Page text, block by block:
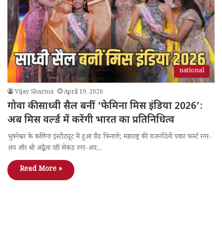
national
Vijay Sharma April 19, 2026
गोवा की साध्वी सैल बनीं ‘फेमिना मिस इंडिया 2026’:
अब मिस वर्ल्ड में करेंगी भारत का प्रतिनिधित्व
भुवनेश्वर के कलिंगा इंस्टीट्यूट में हुआ ग्रैंड फिनाले; महाराष्ट्र की राजनंदिनी पवार फर्स्ट रनर-
अप और श्री अद्वैता रहीं सेकंड रनर-अप…
Read More »